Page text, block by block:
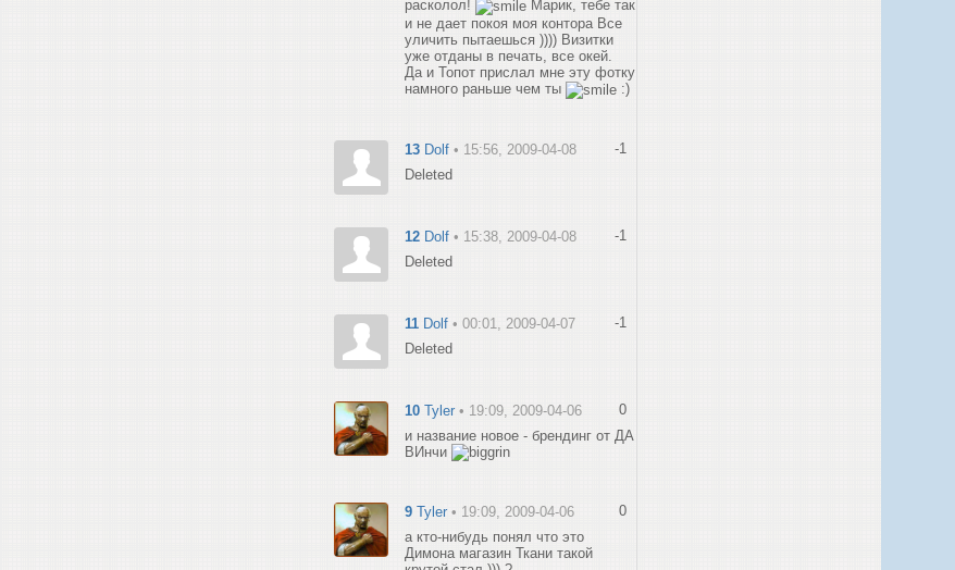
расколол!
Марик, тебе так
и не дает покоя моя контора Все
уличить пытаешься )))) Визитки
уже отданы в печать, все окей.
Да и Топот прислал мне эту фотку
намного раньше чем ты
:)
-1
13 Dolf • 15:56, 2009-04-08
Deleted
-1
12 Dolf • 15:38, 2009-04-08
Deleted
-1
11 Dolf • 00:01, 2009-04-07
Deleted
0
10 Tyler • 19:09, 2009-04-06
и название новое - брендинг от ДА
ВИнчи
0
9 Tyler • 19:09, 2009-04-06
а кто-нибудь понял что это
Димона магазин Ткани такой